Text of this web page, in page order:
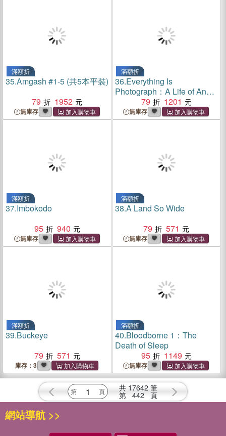
滿額折
35.Amgash #1-5 (共5本平裝)
79
1952
無庫存
滿額折
36.Everything Is
Photograph：A Life of Andre
Kertesz79 1201
無庫存
滿額折
37.Imbokodo
95
940
無庫存
滿額折
38.A Land So Wide
79
571
無庫存
滿額折
39.Buckeye
79
571
庫存：3
滿額折
40.Bloodborne 1：The
Death of Sleep
95
1149
無庫存
共 17642 筆
第 442 頁
網站導航 >>